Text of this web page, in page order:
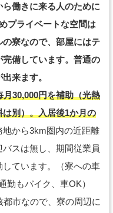
働きに来る人のために
プライベートな空間は
寮なので、部屋にはテ
備しています。普通の
来ます。
30,000円を補助（光熱
別）。入居後1か月の
から3km圏内の近距離
スは無し、期間従業員
ています。（寮への車
勤もバイク、車OK）
市なので、寮の周辺に